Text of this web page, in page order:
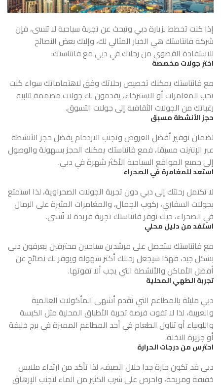
إذا كنت تخطط لزيارة دبي وتبحث عن تجربة سياحية لا تنسى، فإن
شركة فانتاستك هي الخيار المثالي لك، وإليك بعض النصائح
للاستفادة القصوى من رحلتك في دبي مع فانتاستك:
اختر جولات مخصصة
مع فانتاستك يمكنك تخصيص رحلاتك وفق لاهتماماتك سواء كنت
تحب المغامرات أو الاسترخاء، يقدمون لك جولات مصممة لتلبية
رغباتك من الجولات الثقافية إلى جولات التسوق.
حجز الأنشطة مسبق
لضمان توفير أفضل العروض وتجنب الازدحام يفضل حجز الأنشطة
عبر الإنترنت مسبقا، فمع فانتاستك يمكنك الحجز بسهولة والوصول
إلى جميع المواقع السياحية الأكثر شهرة في دبي.
استعد للمغامرة في الصحراء
لا تكتمل رحلتك إلى دبي دون تجربة الجولات الصحراوية، لذا استمتع
بجولات السفاري، ركوب الجمال، والمغامرات المثيرة على الرمال
في الصحراء، حيث توفر فانتاستك تجربة فريدة لا تُنسى.
استفد من دليل محلي
مع فانتاستك ستحصل على مرشدين سياحيين محترفين يعرفون دبي
بشكل جيد، فهذا سيجعل رحلتك أكثر سهولة ويوفر لك نصائح عن
أفضل الأماكن والأنشطة التي يجب ألا تفوتها.
تجربة الطهي المحلية
دبي مليئة بالمطاعم التي تقدم أشهى المأكولات العالمية
والعربية، لذا لا تفوت فرصة تجربة الأطباق المحلية مثل الكبسة
واللوبياء أو تناول الطعام في أحد المطاعم المميزة في برج خليفة
أو جزيرة النخلة.
احترس من درجات الحرارة
دبي قد تكون حارة جدا خلال الصيف، لذا تأكد من ارتداء ملابس
خفيفة ومريحة، واحرص على شرب الكثير من الماء لتجنب الإرهاق